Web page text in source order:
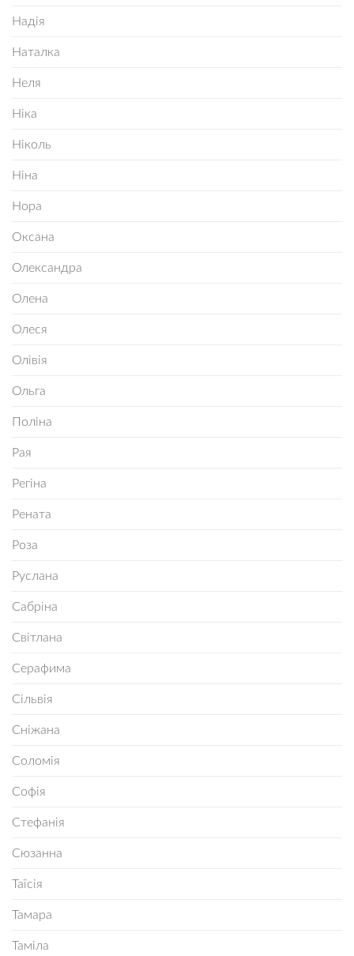
Надія
Наталка
Неля
Ніка
Ніколь
Ніна
Нора
Оксана
Олександра
Олена
Олеся
Олівія
Ольга
Поліна
Рая
Регіна
Рената
Роза
Руслана
Сабріна
Світлана
Серафима
Сільвія
Сніжана
Соломія
Софія
Стефанія
Сюзанна
Таїсія
Тамара
Таміла